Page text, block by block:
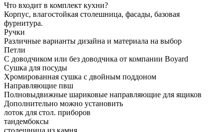
Что входит в комплект кухни?
Корпус, влагостойкая столешница, фасады, базовая
фурнитура.
Ручки
Различные варианты дизайна и материала на выбор
Петли
С доводчиком или без доводчика от компании Boyard
Сушка для посуды
Хромированная сушка с двойным поддоном
Направляющие пвш
Полновыдвижные шариковые направляющие для ящиков
Дополнительно можно установить
лоток для стол. приборов
тандембоксы
столешница из камня